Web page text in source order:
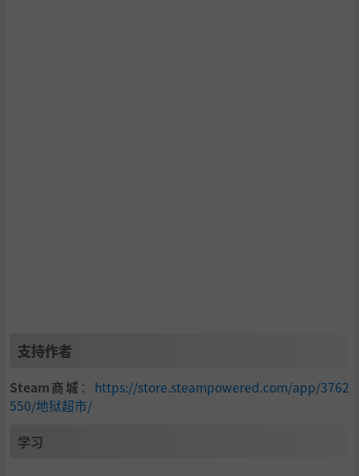
支持作者
Steam商城 ： https://store.steampowered.com/app/3762
550/地狱超市/
学习